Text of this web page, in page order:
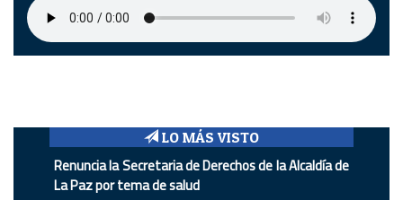
LO MÁS VISTO
Renuncia la Secretaria de Derechos de la Alcaldía de
La Paz por tema de salud